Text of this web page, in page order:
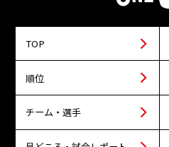
TOP
順位
チーム・選手